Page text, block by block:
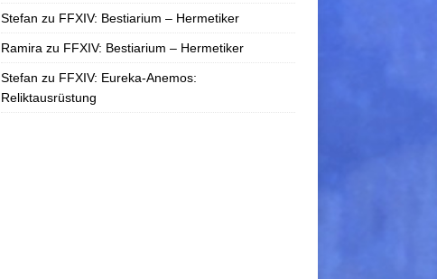
Stefan zu FFXIV: Bestiarium – Hermetiker
Ramira zu FFXIV: Bestiarium – Hermetiker
Stefan zu FFXIV: Eureka-Anemos:
Reliktausrüstung